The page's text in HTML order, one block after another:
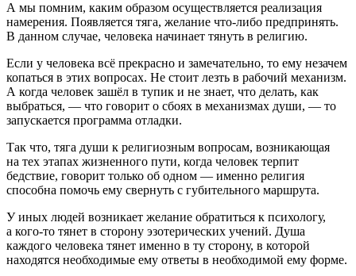
А мы помним, каким образом осуществляется реализация
намерения. Появляется тяга, желание что-либо предпринять.
В данном случае, человека начинает тянуть в религию.
Если у человека всё прекрасно и замечательно, то ему незачем
копаться в этих вопросах. Не стоит лезть в рабочий механизм.
А когда человек зашёл в тупик и не знает, что делать, как
выбраться, — что говорит о сбоях в механизмах души, — то
запускается программа отладки.
Так что, тяга души к религиозным вопросам, возникающая
на тех этапах жизненного пути, когда человек терпит
бедствие, говорит только об одном — именно религия
способна помочь ему свернуть с губительного маршрута.
У иных людей возникает желание обратиться к психологу,
а кого-то тянет в сторону эзотерических учений. Душа
каждого человека тянет именно в ту сторону, в которой
находятся необходимые ему ответы в необходимой ему форме.